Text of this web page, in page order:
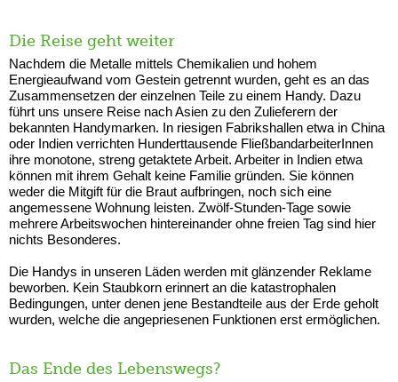
Die Reise geht weiter
Nachdem die Metalle mittels Chemikalien und hohem
Energieaufwand vom Gestein getrennt wurden, geht es an das
Zusammensetzen der einzelnen Teile zu einem Handy. Dazu
führt uns unsere Reise nach Asien zu den Zulieferern der
bekannten Handymarken. In riesigen Fabrikshallen etwa in China
oder Indien verrichten Hunderttausende FließbandarbeiterInnen
ihre monotone, streng getaktete Arbeit. Arbeiter in Indien etwa
können mit ihrem Gehalt keine Familie gründen. Sie können
weder die Mitgift für die Braut aufbringen, noch sich eine
angemessene Wohnung leisten. Zwölf-Stunden-Tage sowie
mehrere Arbeitswochen hintereinander ohne freien Tag sind hier
nichts Besonderes.
Die Handys in unseren Läden werden mit glänzender Reklame
beworben. Kein Staubkorn erinnert an die katastrophalen
Bedingungen, unter denen jene Bestandteile aus der Erde geholt
wurden, welche die angepriesenen Funktionen erst ermöglichen.
Das Ende des Lebenswegs?